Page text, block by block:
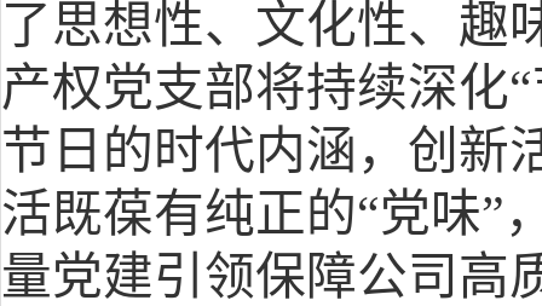
了思想性、文化性、趣
产权党支部将持续深化
节日的时代内涵，创新
活既葆有纯正的“党味”
量党建引领保障公司高